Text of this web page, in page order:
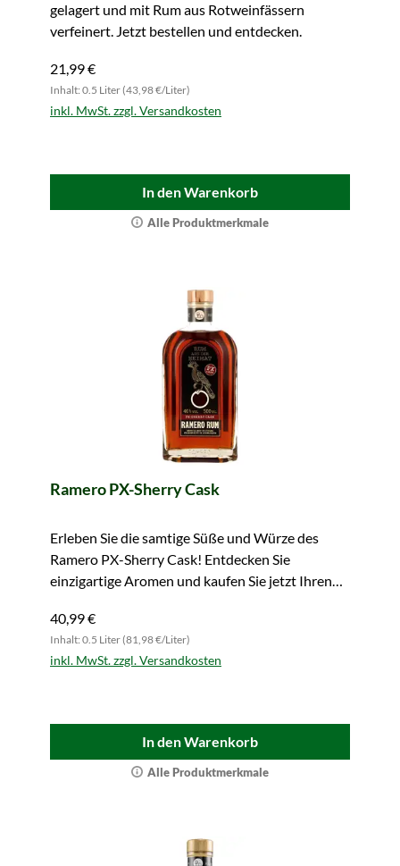
gelagert und mit Rum aus Rotweinfässern
verfeinert. Jetzt bestellen und entdecken.
21,99 €
Inhalt: 0.5 Liter (43,98 €/Liter)
inkl. MwSt. zzgl. Versandkosten
In den Warenkorb
Alle Produktmerkmale
Ramero PX-Sherry Cask
Erleben Sie die samtige Süße und Würze des
Ramero PX-Sherry Cask! Entdecken Sie
einzigartige Aromen und kaufen Sie jetzt Ihren
40,99 €
Inhalt: 0.5 Liter (81,98 €/Liter)
inkl. MwSt. zzgl. Versandkosten
In den Warenkorb
Alle Produktmerkmale